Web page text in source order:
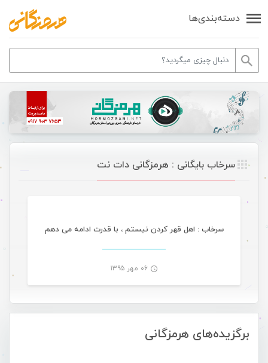
دسته‌بندی‌ها
برگزیده‌های هرمزگانی
سرخاب بایگانی : هرمزگانی دات نت
سرخاب : اهل قهر کردن نیستم ، با قدرت ادامه می دهم
۰۶ مهر ۱۳۹۵